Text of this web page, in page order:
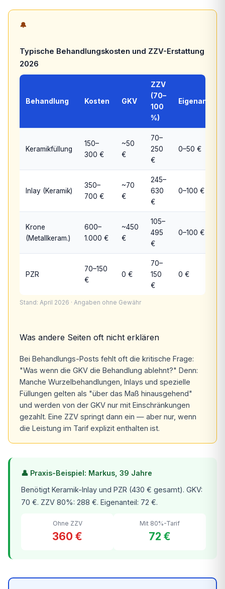
🔔
Typische Behandlungskosten und ZZV-Erstattung
2026
Behandlung Kosten GKV
ZZV
(70–
100
%)
Eigenanteil
Keramikfüllung
150–
300 €
~50
€
70–
250
€
0–50 €
Inlay (Keramik)
350–
700 €
~70
€
245–
630
€
0–100 €
Krone
(Metallkeram.)
600–
1.000 €
~450
€
105–
495
€
0–100 €
PZR
70–150
€
0 €
70–
150
€
0 €
Stand: April 2026 · Angaben ohne Gewähr
Was andere Seiten oft nicht erklären
Bei Behandlungs-Posts fehlt oft die kritische Frage:
"Was wenn die GKV die Behandlung ablehnt?" Denn:
Manche Wurzelbehandlungen, Inlays und spezielle
Füllungen gelten als "über das Maß hinausgehend"
und werden von der GKV nur mit Einschränkungen
gezahlt. Eine ZZV springt dann ein — aber nur, wenn
die Leistung im Tarif explizit enthalten ist.
👤 Praxis-Beispiel: Markus, 39 Jahre
Benötigt Keramik-Inlay und PZR (430 € gesamt). GKV:
70 €. ZZV 80%: 288 €. Eigenanteil: 72 €.
Ohne ZZV
360 €
Mit 80%-Tarif
72 €